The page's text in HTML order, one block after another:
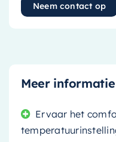
Neem contact op
Meer informatie
Ervaar het